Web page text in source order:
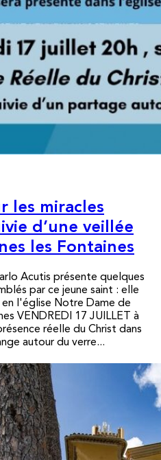
les miracles
d’une veillée
les Fontaines
Acutis présente quelques
par ce jeune saint : elle
l'église Notre Dame de
VENDREDI 17 JUILLET à
réelle du Christ dans
autour du verre...